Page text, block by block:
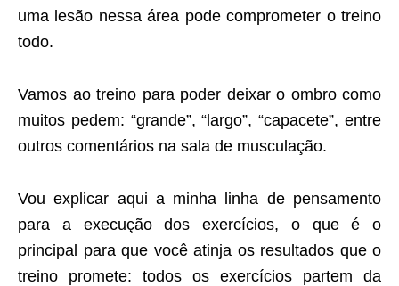
uma lesão nessa área pode comprometer o treino
todo.
Vamos ao treino para poder deixar o ombro como
muitos pedem: “grande”, “largo”, “capacete”, entre
outros comentários na sala de musculação.
Vou explicar aqui a minha linha de pensamento
para a execução dos exercícios, o que é o
principal para que você atinja os resultados que o
treino promete: todos os exercícios partem da